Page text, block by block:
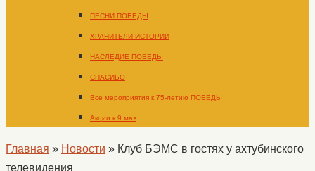
ПЕСНИ ПОБЕДЫ
ХРАНИТЕЛИ ИСТОРИИ
НАСЛЕДИЕ ПОБЕДЫ
СПАСИБО
Все мероприятия к 75-летию ПОБЕДЫ
Акции к 9 мая
Главная » Новости » Клуб БЭМС в гостях у ахтубинского
телевидения